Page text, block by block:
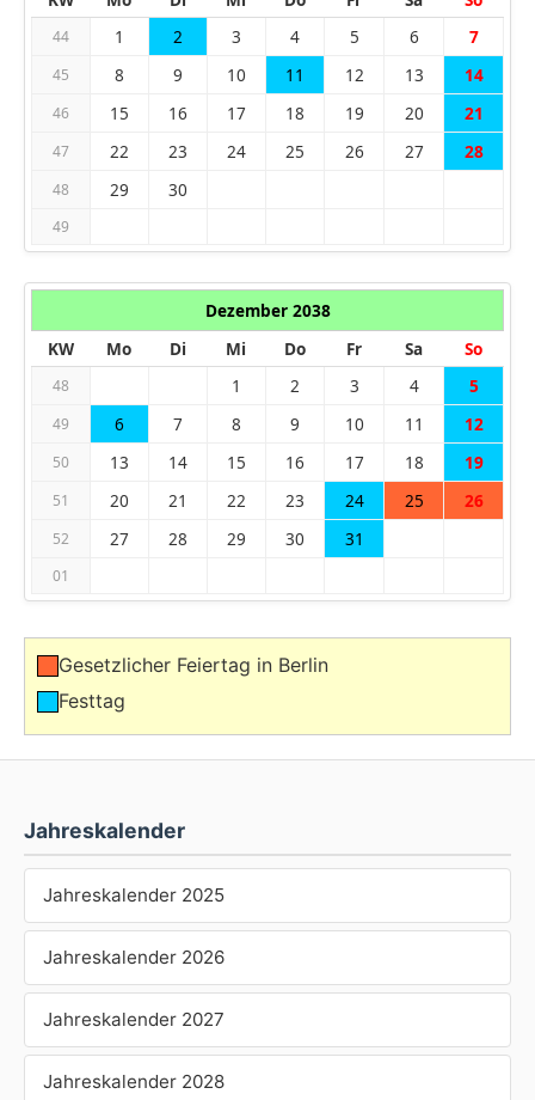
Jahreskalender
Jahreskalender 2025
Jahreskalender 2026
Jahreskalender 2027
Jahreskalender 2028
44 1 2 3 4 5 6 7
45 8 9 10 11 12 13 14
46 15 16 17 18 19 20 21
47 22 23 24 25 26 27 28
48 29 30
49
Dezember 2038
KW
Mo Di Mi Do Fr Sa So
48 1 2 3 4 5
49 6 7 8 9 10 11 12
50 13 14 15 16 17 18 19
51 20 21 22 23 24 25 26
52 27 28 29 30 31
01
Gesetzlicher Feiertag in Berlin
Festtag